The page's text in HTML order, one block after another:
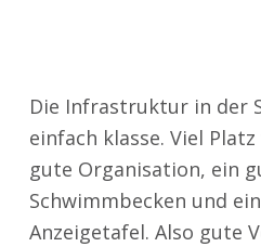
Die Infrastruktur in der
einfach klasse. Viel
gute Organisation, ein
Schwimmbecken und
Anzeigetafel. Also gute